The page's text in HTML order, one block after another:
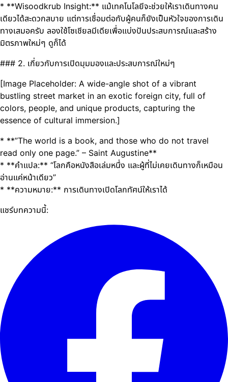
* **Wisoodkrub Insight:** แม้เทคโนโลยีจะช่วยให้เราเดินทางคน
เดียวได้สะดวกสบาย แต่การเชื่อมต่อกับผู้คนก็ยังเป็นหัวใจของการเดิน
ทางเสมอครับ ลองใช้โซเชียลมีเดียเพื่อแบ่งปันประสบการณ์และสร้าง
มิตรภาพใหม่ๆ ดูก็ได้
### 2. เกี่ยวกับการเปิดมุมมองและประสบการณ์ใหม่ๆ
[Image Placeholder: A wide-angle shot of a vibrant
bustling street market in an exotic foreign city, full of
colors, people, and unique products, capturing the
essence of cultural immersion.]
* **”The world is a book, and those who do not travel
read only one page.” – Saint Augustine**
* **คำแปล:** “โลกคือหนังสือเล่มหนึ่ง และผู้ที่ไม่เคยเดินทางก็เหมือน
อ่านแค่หน้าเดียว”
* **ความหมาย:** การเดินทางเปิดโลกทัศน์ให้เราได้
แชร์บทความนี้: